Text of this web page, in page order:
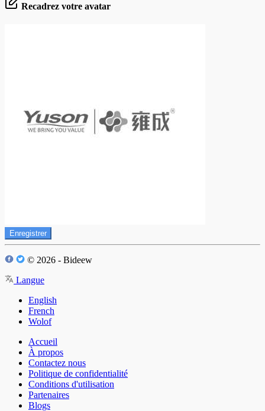
Recadrez votre avatar
Enregistrer
© 2026 - Bideew
Langue
English
French
Wolof
Accueil
À propos
Contactez nous
Politique de confidentialité
Conditions d'utilisation
Partenaires
Blogs